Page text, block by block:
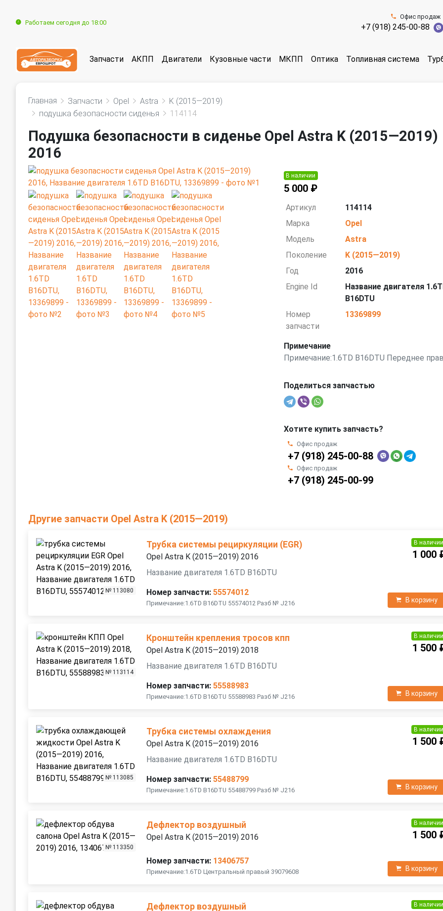
Работаем сегодня до 18:00
Офис продаж
+7 (918) 245-00-88
Запчасти АКПП Двигатели Кузовные части МКПП Оптика Топливная система
Главная Запчасти Opel Astra
K (2015—2019)
подушка безопасности сиденья
114114
Подушка безопасности в сиденье Opel Astra K (2015—2019)
2016
В наличии
5 000 ₽
Артикул
114114
Марка
Opel
Модель
Astra
Поколение
K (2015—2019)
Год
2016
Engine Id
Название двигателя
B16DTU
Номер
запчасти
13369899
Примечание
Примечание:1.6TD B16DTU Переднее
Поделиться запчастью
Хотите купить запчасть?
Офис продаж
+7 (918) 245-00-88
Офис продаж
+7 (918) 245-00-99
Другие запчасти Opel Astra K (2015—2019)
№ 113080
Трубка системы рециркуляции (EGR)
Opel Astra K (2015—2019) 2016
Название двигателя 1.6TD B16DTU
Номер запчасти: 55574012
Примечание:1.6TD B16DTU 55574012 Разб № J216
В наличии
1 000
В корзину
№ 113114
Кронштейн крепления тросов кпп
Opel Astra K (2015—2019) 2018
Название двигателя 1.6TD B16DTU
Номер запчасти: 55588983
Примечание:1.6TD B16DTU 55588983 Разб № J216
В наличии
1 500
В корзину
№ 113085
Трубка системы охлаждения
Opel Astra K (2015—2019) 2016
Название двигателя 1.6TD B16DTU
Номер запчасти: 55488799
Примечание:1.6TD B16DTU 55488799 Разб № J216
В наличии
1 500
В корзину
№ 113350
Дефлектор воздушный
Opel Astra K (2015—2019) 2016
Номер запчасти: 13406757
Примечание:1.6TD Центральный правый 39079608
В наличии
1 500
В корзину
Дефлектор воздушный В наличии